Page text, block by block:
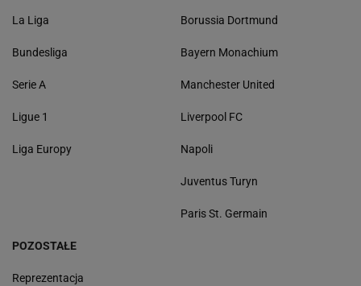
La Liga
Bundesliga
Serie A
Ligue 1
Liga Europy
Borussia Dortmund
Bayern Monachium
Manchester United
Liverpool FC
Napoli
Juventus Turyn
Paris St. Germain
POZOSTAŁE
Reprezentacja